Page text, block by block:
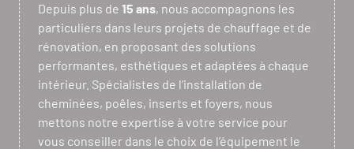
Depuis plus de 15 ans, nous accompagnons les
particuliers dans leurs projets de chauffage et de
rénovation, en proposant des solutions
performantes, esthétiques et adaptées à chaque
intérieur. Spécialistes de l’installation de
cheminées, poêles, inserts et foyers, nous
mettons notre expertise à votre service pour
vous conseiller dans le choix de l’équipement le